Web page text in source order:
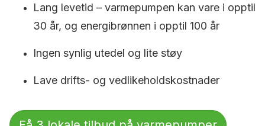
Lang levetid – varmepumpen kan vare i opptil
30 år, og energibrønnen i opptil 100 år
Ingen synlig utedel og lite støy
Lave drifts- og vedlikeholdskostnader